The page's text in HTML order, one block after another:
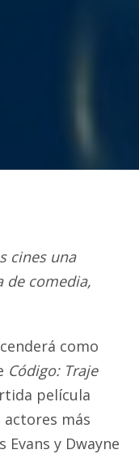
cines una
de comedia,
como
Código: Traje
película
más
Evans y Dwayne